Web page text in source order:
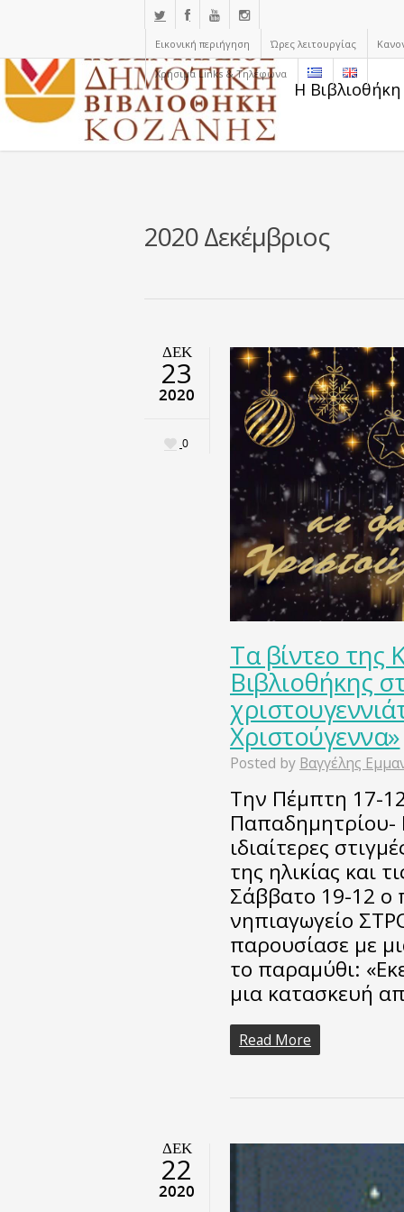
Εικονική περιήγηση Ώρες λειτουργίας
Χρήσιμα Links & Τηλέφωνα
Η
2020 Δεκέμβριος
ΔΕΚ
23
2020
0
Τα βίντεο της
Βιβλιοθήκης
Χριστούγεννα»
Posted by Βαγγέλης
Την Πέμπτη 17-
Παπαδημητρίου-
ιδιαίτερες
της ηλικίας και
Σάββατο 19-12 ο
νηπιαγωγείο
παρουσίασε με
το παραμύθι:
μια κατασκευή
Read More
ΔΕΚ
22
2020